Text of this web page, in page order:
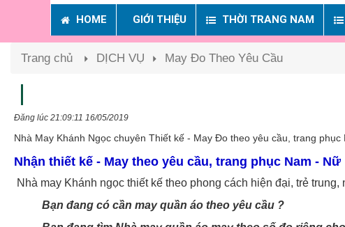
HOME GIỚI THIỆU THỜI TRANG NAM
Trang chủ DỊCH VỤ May Đo Theo Yêu Cầu
Đăng lúc 21:09:11 16/05/2019
Nhà May Khánh Ngọc chuyên Thiết kế - May Đo theo yêu cầu, trang
Nhận thiết kế - May theo yêu cầu, trang phục Nam - Nữ
Nhà may Khánh ngọc thiết kế theo phong cách hiện đại, trẻ
Bạn đang có cần may quần áo theo yêu cầu ?